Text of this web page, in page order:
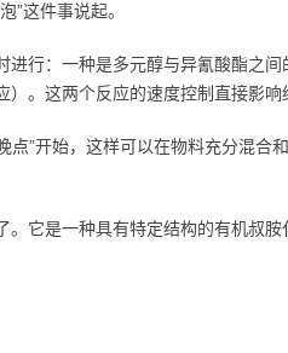
”这件事说起。
进行：一种是多元醇与异氰酸酯之
。这两个反应的速度控制直接影响
点”开始，这样可以在物料充分混
。它是一种具有特定结构的有机叔